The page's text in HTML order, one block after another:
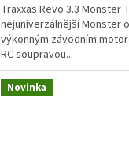
Traxxas Revo 3.3 Monster
nejuniverzálnější Monster
výkonným závodním
RC soupravou...
Novinka